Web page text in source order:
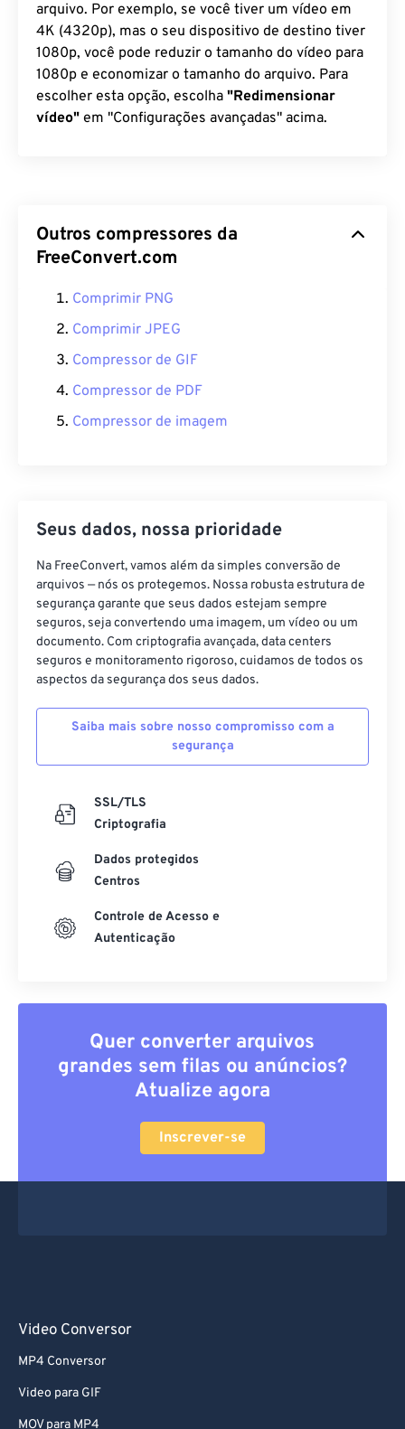
arquivo. Por exemplo, se você tiver um vídeo em
4K (4320p), mas o seu dispositivo de destino tiver
1080p, você pode reduzir o tamanho do vídeo para
1080p e economizar o tamanho do arquivo. Para
escolher esta opção, escolha "Redimensionar
vídeo" em "Configurações avançadas" acima.
Outros compressores da
FreeConvert.com
Comprimir PNG
Comprimir JPEG
Compressor de GIF
Compressor de PDF
Compressor de imagem
Seus dados, nossa prioridade
Na FreeConvert, vamos além da simples conversão de
arquivos — nós os protegemos. Nossa robusta estrutura de
segurança garante que seus dados estejam sempre
seguros, seja convertendo uma imagem, um vídeo ou um
documento. Com criptografia avançada, data centers
seguros e monitoramento rigoroso, cuidamos de todos os
aspectos da segurança dos seus dados.
Saiba mais sobre nosso compromisso com a
segurança
SSL/TLS
Criptografia
Dados protegidos
Centros
Controle de Acesso e
Autenticação
Quer converter arquivos
grandes sem filas ou anúncios?
Atualize agora
Inscrever-se
Video Conversor
MP4 Conversor
Video para GIF
MOV para MP4